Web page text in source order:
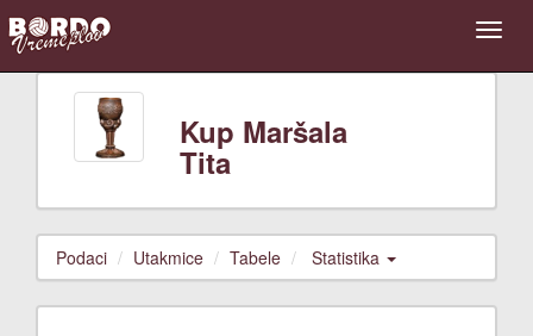
Kup Maršala
Tita
Podaci Utakmice Tabele Statistika